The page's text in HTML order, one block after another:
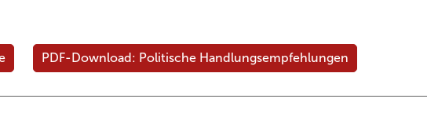
PDF-Download: Politische Handlungsempfehlungen